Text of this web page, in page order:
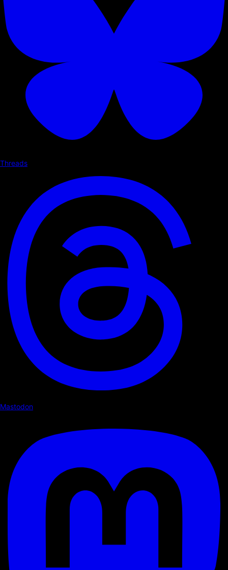
Threads
Mastodon